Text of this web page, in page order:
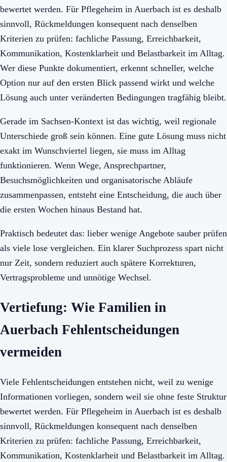
bewertet werden. Für Pflegeheim in Auerbach ist es deshalb
sinnvoll, Rückmeldungen konsequent nach denselben
Kriterien zu prüfen: fachliche Passung, Erreichbarkeit,
Kommunikation, Kostenklarheit und Belastbarkeit im Alltag.
Wer diese Punkte dokumentiert, erkennt schneller, welche
Option nur auf den ersten Blick passend wirkt und welche
Lösung auch unter veränderten Bedingungen tragfähig bleibt.
Gerade im Sachsen-Kontext ist das wichtig, weil regionale
Unterschiede groß sein können. Eine gute Lösung muss nicht
exakt im Wunschviertel liegen, sie muss im Alltag
funktionieren. Wenn Wege, Ansprechpartner,
Besuchsmöglichkeiten und organisatorische Abläufe
zusammenpassen, entsteht eine Entscheidung, die auch über
die ersten Wochen hinaus Bestand hat.
Praktisch bedeutet das: lieber wenige Angebote sauber prüfen
als viele lose vergleichen. Ein klarer Suchprozess spart nicht
nur Zeit, sondern reduziert auch spätere Korrekturen,
Vertragsprobleme und unnötige Wechsel.
Vertiefung: Wie Familien in
Auerbach Fehlentscheidungen
vermeiden
Viele Fehlentscheidungen entstehen nicht, weil zu wenige
Informationen vorliegen, sondern weil sie ohne feste Struktur
bewertet werden. Für Pflegeheim in Auerbach ist es deshalb
sinnvoll, Rückmeldungen konsequent nach denselben
Kriterien zu prüfen: fachliche Passung, Erreichbarkeit,
Kommunikation, Kostenklarheit und Belastbarkeit im Alltag.